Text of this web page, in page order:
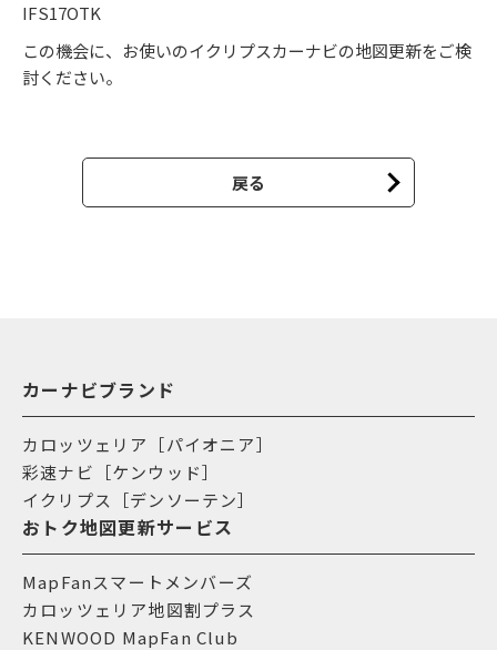
ドライブレコーダー推奨
SDメモリーカード
IFS17OTK
この機会に、お使いのイクリプスカーナビの地図更新をご検
討ください。
戻る
カーナビブランド
カロッツェリア［パイオニア］
彩速ナビ［ケンウッド］
イクリプス［デンソーテン］
おトク地図更新サービス
MapFanスマートメンバーズ
カロッツェリア地図割プラス
KENWOOD MapFan Club